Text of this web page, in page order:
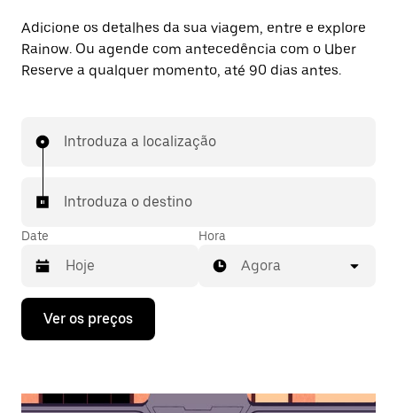
Adicione os detalhes da sua viagem, entre e explore
Rainow. Ou agende com antecedência com o Uber
Reserve a qualquer momento, até 90 dias antes.
Introduza a localização
Introduza o destino
Date
Prima
tecla
interagir
Hora
Agora
Ver os preços